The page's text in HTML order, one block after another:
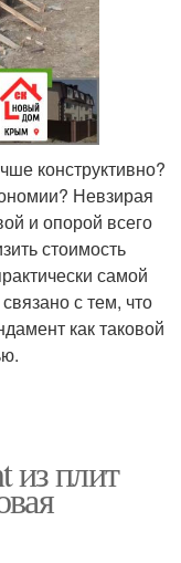
конструктивно?
Невзирая
и опорой всего
стоимость
самой
с тем, что
как таковой
из плит